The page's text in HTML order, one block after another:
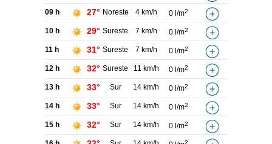
09 h 27° Noreste 4 km/h 0 l/m2
10 h 29° Sureste 7 km/h 0 l/m2
11 h 31° Sureste 7 km/h 0 l/m2
12 h 32° Sureste 11 km/h 0 l/m2
13 h 33° Sur 14 km/h 0 l/m2
14 h 33° Sur 14 km/h 0 l/m2
15 h 32° Sur 14 km/h 0 l/m2